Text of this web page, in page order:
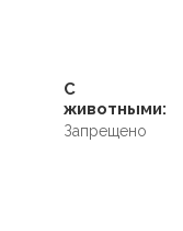
С
животными:
Запрещено